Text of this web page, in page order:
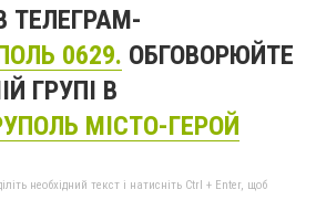
ТЕЛЕГРАМ-
0629. ОБГОВОРЮЙТЕ
ГРУПІ В
МІСТО-ГЕРОЙ
необхідний текст і натисніть Ctrl + Enter, щоб